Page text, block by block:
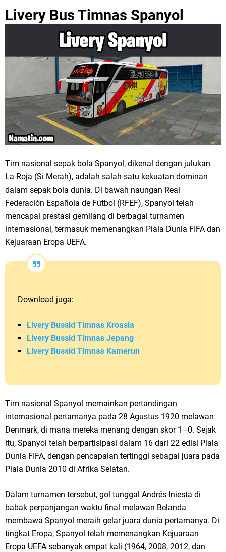
Livery Bus Timnas Spanyol
Tim nasional sepak bola Spanyol, dikenal dengan julukan
La Roja (Si Merah), adalah salah satu kekuatan dominan
dalam sepak bola dunia. Di bawah naungan Real
Federación Española de Fútbol (RFEF), Spanyol telah
mencapai prestasi gemilang di berbagai turnamen
internasional, termasuk memenangkan Piala Dunia FIFA dan
Kejuaraan Eropa UEFA.
Download juga:
Livery Bussid Timnas Kroasia
Livery Bussid Timnas Jepang
Livery Bussid Timnas Kamerun
Tim nasional Spanyol memainkan pertandingan
internasional pertamanya pada 28 Agustus 1920 melawan
Denmark, di mana mereka menang dengan skor 1–0. Sejak
itu, Spanyol telah berpartisipasi dalam 16 dari 22 edisi Piala
Dunia FIFA, dengan pencapaian tertinggi sebagai juara pada
Piala Dunia 2010 di Afrika Selatan.
Dalam turnamen tersebut, gol tunggal Andrés Iniesta di
babak perpanjangan waktu final melawan Belanda
membawa Spanyol meraih gelar juara dunia pertamanya. Di
tingkat Eropa, Spanyol telah memenangkan Kejuaraan
Eropa UEFA sebanyak empat kali (1964, 2008, 2012, dan